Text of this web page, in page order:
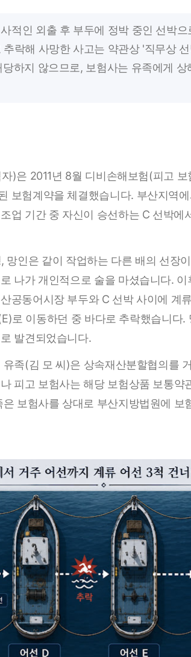
적인 외출 후 부두에 정박 중인 선박
락해 사망한 사고는 약관상 '직무상
하지 않으므로, 보험사는 유족에게
)은 2011년 8월 디비손해보험(피고 보
보험계약을 체결했습니다. 부산지역
업 기간 중 자신이 승선하는 C 선박에
망인은 같이 작업하는 다른 배의 선장
나가 개인적으로 술을 마셨습니다.
공동어시장 부두와 C 선박 사이에 계
로 이동하던 중 바다로 추락했습니다.
발견되었습니다.
족(김 모 씨)은 상속재산분할협의를
피고 보험사는 해당 보험상품 보통약
보험사를 상대로 부산지방법원에 보